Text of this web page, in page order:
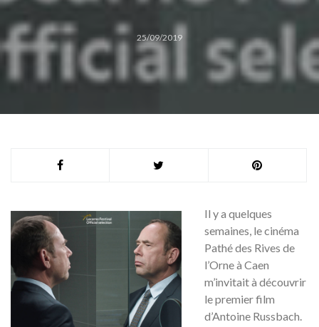
25/09/2019
Il y a quelques
semaines, le cinéma
Pathé des Rives de
l’Orne à Caen
m’invitait à découvrir
le premier film
d’Antoine Russbach.